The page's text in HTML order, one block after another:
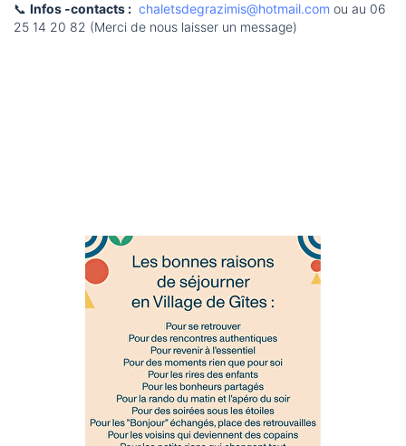
📞 Infos -contacts : chaletsdegrazimis@hotmail.com ou au 06
25 14 20 82 (Merci de nous laisser un message)